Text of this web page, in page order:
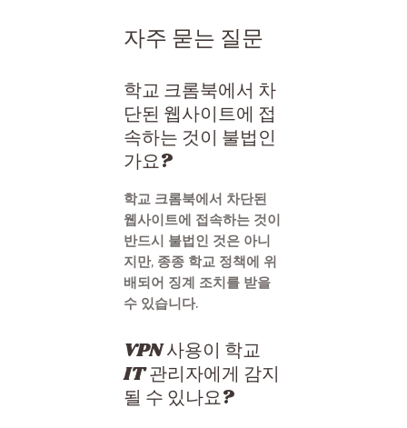
자주 묻는 질문
학교 크롬북에서 차
단된 웹사이트에 접
속하는 것이 불법인
가요?
학교 크롬북에서 차단된
웹사이트에 접속하는 것이
반드시 불법인 것은 아니
지만, 종종 학교 정책에 위
배되어 징계 조치를 받을
수 있습니다.
VPN 사용이 학교
IT 관리자에게 감지
될 수 있나요?